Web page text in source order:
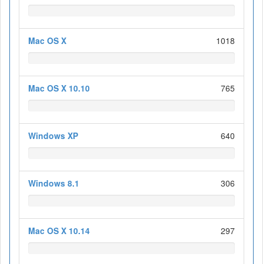
Mac OS X 1018
Mac OS X 10.10 765
Windows XP 640
Windows 8.1 306
Mac OS X 10.14 297